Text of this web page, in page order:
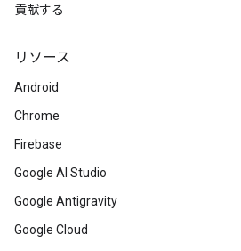
貢献する
リソース
Android
Chrome
Firebase
Google AI Studio
Google Antigravity
Google Cloud